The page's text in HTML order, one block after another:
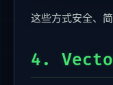
这些方式安全、
4.